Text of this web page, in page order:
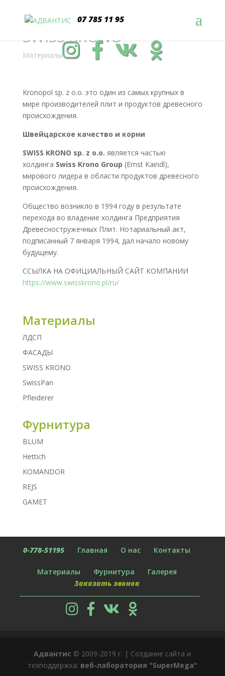
07 785 11 95
SWISS KRONO
Материалы
Kronopol sp. z o.o. это один из самых крупных в
мире производителей плит и продуктов древесного
происхождения.
Швейцарское качество и корни
SWISS KRONO sp. z o.o. является частью
холдинга Swiss Krono Group (Ernst Kaindl),
мирового лидера в области продуктов древесного
происхождения.
Общество возникло в 1994 году в результате
перехода во владение холдинга Предприятия
Древесностружечных Плит. Нотариальный акт,
подписанный 7 января 1994, дал начало новому
будущему.
ССЫЛКА НА ОФИЦИАЛЬНЫЙ САЙТ КОМПАНИИ
https://www.swisskrono.pl/ru/
Материалы
ЛДСП
ФАСАДЫ
SWISS KRONO
SwissPan
Pfleiderer
Фурнитура
BLUM
Hettich
KOMANDOR
REJS
GAMET
0-778-51195 Главная О нас Контакты
Материалы Фурнитура
Галерея
Заказать звонок
Адвантис © 2009-2019 г. | Создание сайта и
техподдержка: веб-лаборатория "SuperMega"